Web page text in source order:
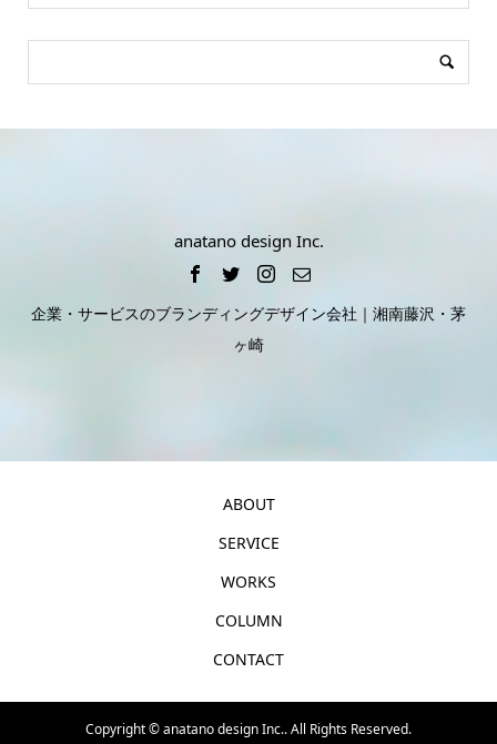
anatano design Inc.
企業・サービスのブランディングデザイン会社｜湘南藤沢・茅
ヶ崎
ABOUT
SERVICE
WORKS
COLUMN
CONTACT
Copyright ©anatano design Inc.. All Rights Reserved.